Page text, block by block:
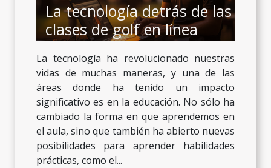
La tecnología detrás de las
clases de golf en línea
La tecnología ha revolucionado nuestras
vidas de muchas maneras, y una de las
áreas donde ha tenido un impacto
significativo es en la educación. No sólo ha
cambiado la forma en que aprendemos en
el aula, sino que también ha abierto nuevas
posibilidades para aprender habilidades
prácticas, como el...